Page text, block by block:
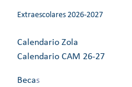
Extraescolares 2026-2027
Calendario Zola
Calendario CAM 26-27
Becas